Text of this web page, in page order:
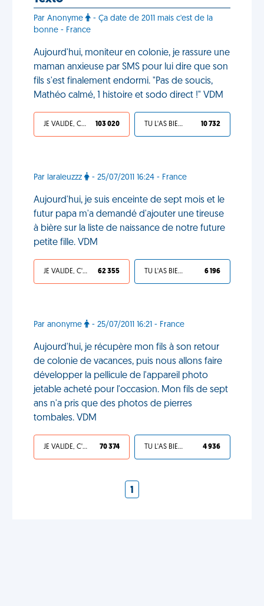
Par Anonyme
- Ça date de 2011 mais c'est de la
bonne - France
Aujourd'hui, moniteur en colonie, je rassure une
maman anxieuse par SMS pour lui dire que son
fils s'est finalement endormi. "Pas de soucis,
Mathéo calmé, 1 histoire et sodo direct !" VDM
JE VALIDE, C'EST UNE VDM 103 020 TU L'AS BIEN MÉRITÉ 10 732
Par laraleuzzz - 25/07/2011 16:24 - France
Aujourd'hui, je suis enceinte de sept mois et le
futur papa m'a demandé d'ajouter une tireuse
à bière sur la liste de naissance de notre future
petite fille. VDM
JE VALIDE, C'EST UNE VDM 62 355 TU L'AS BIEN MÉRITÉ 6 196
Par anonyme - 25/07/2011 16:21 - France
Aujourd'hui, je récupère mon fils à son retour
de colonie de vacances, puis nous allons faire
développer la pellicule de l'appareil photo
jetable acheté pour l'occasion. Mon fils de sept
ans n'a pris que des photos de pierres
tombales. VDM
JE VALIDE, C'EST UNE VDM 70 374 TU L'AS BIEN MÉRITÉ 4 936
1